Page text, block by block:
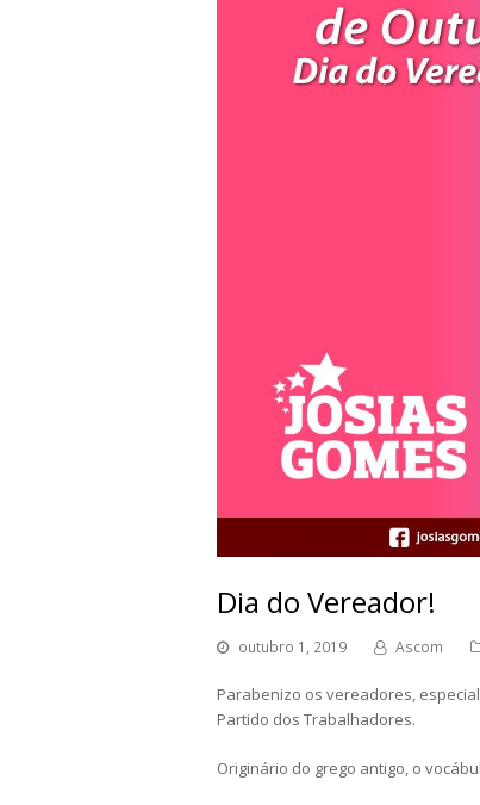
Dia do Vereador!
outubro 1, 2019 Ascom
Parabenizo os vereadores,
Partido dos Trabalhadores.
Originário do grego antigo, o